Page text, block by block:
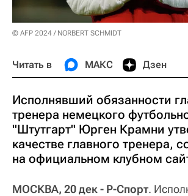
© AFP 2024 / NORBERT SCHMIDT
Читать в МАКС Дзен
Исполнявший обязанности
тренера немецкого
"Штутгарт" Юрген Крамни
качестве главного тренера,
на официальном клубном
МОСКВА, 20 дек - Р-Спорт.